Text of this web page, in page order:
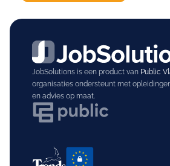
JobSolutions is een product van Public
organisaties ondersteunt met
en advies op maat.